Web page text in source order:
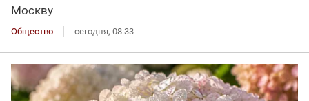
Москву
Общество сегодня, 08:33